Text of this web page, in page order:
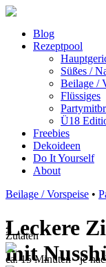
Blog
Rezeptpool
Süßes /
Beilage /
Flüssiges
Ü18
Freebies
Dekoideen
Do It Yourself
About
Beilage / Vorspeise •
Leckere
mit
2
Zutaten
ca. 15 Minuten - je